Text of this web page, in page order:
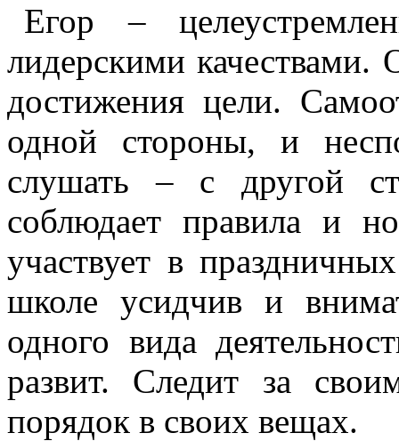
Егор –
лидерскими качествами.
достижения цели.
одной стороны, и
слушать – с другой
соблюдает правила и
участвует в
школе усидчив и
одного вида
развит. Следит за
порядок в своих вещах.